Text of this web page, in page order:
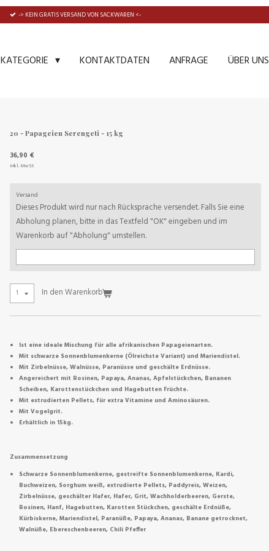
-> KEIN GRATIS VERSAND VON SACKWAREN <-
KATEGORIE KONTAKTDATEN ANFRAGE ÜBER UNS
20 - Papageien Serengeti - 15 kg
36,90 €
inkl. MwSt
Versand
Dieses Produkt wird nur nach Rücksprache versendet. Falls Sie eine
Abholung planen, bitte in das Textfeld "OK" eingeben und im
Warenkorb auf "Abholung" umstellen.
In den Warenkorb
Ist eine ideale Mischung für alle afrikanischen Papageienarten.
Mit schwarze Sonnenblumenkerne (Ölreichste Variant) und Mariendistel.
Mit Zirbelnüsse, Walnüsse, Paranüsse und geschälte Erdnüsse.
Angereichert mit Rosinen, Papaya, Ananas, Apfelstückchen, Bananen
Scheiben, Karottenstückchen und Hagebutten Früchte.
Mit extrudierten Pellets, für extra Vitamine und Aminosäuren.
Mit Vogelgrit.
Erhältlich in 15kg.
Zusammensetzung
Schwarze Sonnenblumenkerne, gestreifte Sonnenblumenkerne, Kardi,
Buchweizen, Sorghum weiß, extrudierte Pellets, Paddyreis, Weizen,
Zirbelnüsse, geschälter Hafer, Hafer, Grit, Wachholderbeeren, Gerste,
Rosinen, Hanf, Hagebutten, Karotten Stückchen, geschälte Erdnüße,
Kürbiskerne, Mariendistel, Paranüße, Papaya, Ananas, Banane getrocknet,
Walnüße, Ebereschenbeeren, Chili Pfeffer